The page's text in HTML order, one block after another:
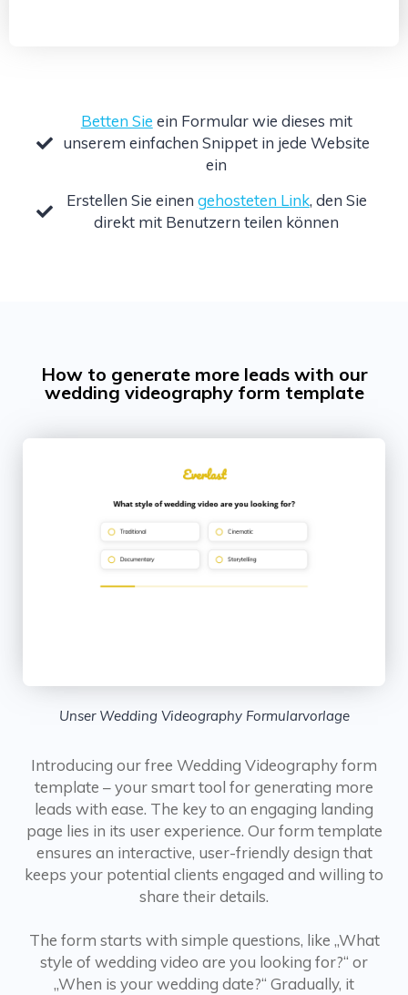
Betten Sie ein Formular wie dieses mit
unserem einfachen Snippet in jede Website
ein
Erstellen Sie einen gehosteten Link, den Sie
direkt mit Benutzern teilen können
How to generate more leads with our
wedding videography form template
Unser Wedding Videography Formularvorlage
Introducing our free Wedding Videography form
template – your smart tool for generating more
leads with ease. The key to an engaging landing
page lies in its user experience. Our form template
ensures an interactive, user-friendly design that
keeps your potential clients engaged and willing to
share their details.
The form starts with simple questions, like „What
style of wedding video are you looking for?“ or
„When is your wedding date?“ Gradually, it